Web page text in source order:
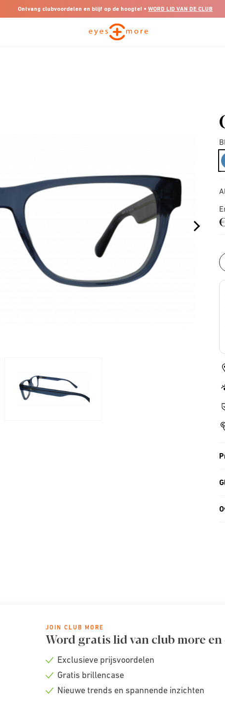
Ontvang clubvoordelen en blijf op de hoogte! • WORD LID VAN DE CLUB
JOIN CLUB MORE
Word gratis lid van club more
Check
Exclusieve prijsvoordelen
Check
Gratis brillencase
Nieuwe trends en spannende inzichten